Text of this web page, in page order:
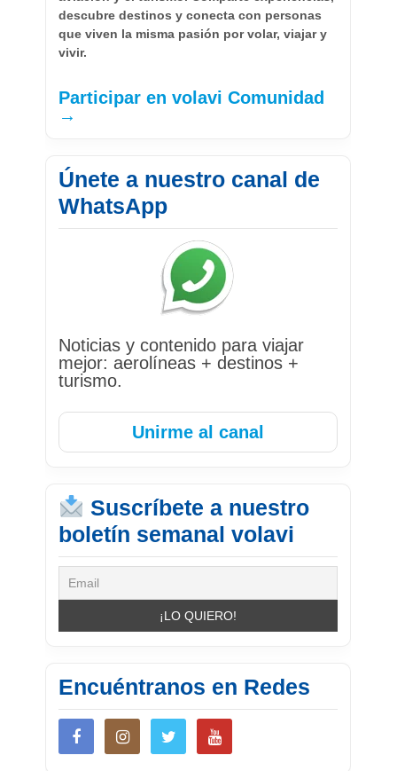
descubre destinos y conecta con personas
que viven la misma pasión por volar, viajar y
vivir.
Participar en volavi Comunidad
→
Únete a nuestro canal de
WhatsApp
Noticias y contenido para viajar
mejor: aerolíneas + destinos +
turismo.
Unirme al canal
Suscríbete a nuestro
boletín semanal volavi
Encuéntranos en Redes